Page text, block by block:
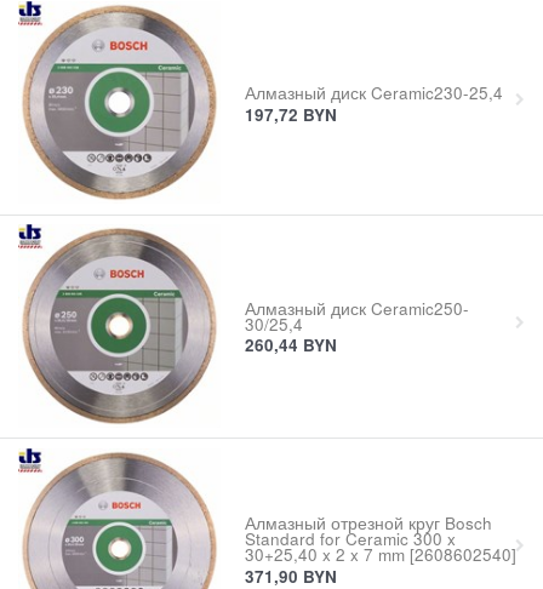
Алмазный диск Ceramic230-25,4
197,72 BYN
Алмазный диск Ceramic250-
30/25,4
260,44 BYN
Алмазный отрезной круг Bosch
Standard for Ceramic 300 x
30+25,40 x 2 x 7 mm [2608602540]
371,90 BYN